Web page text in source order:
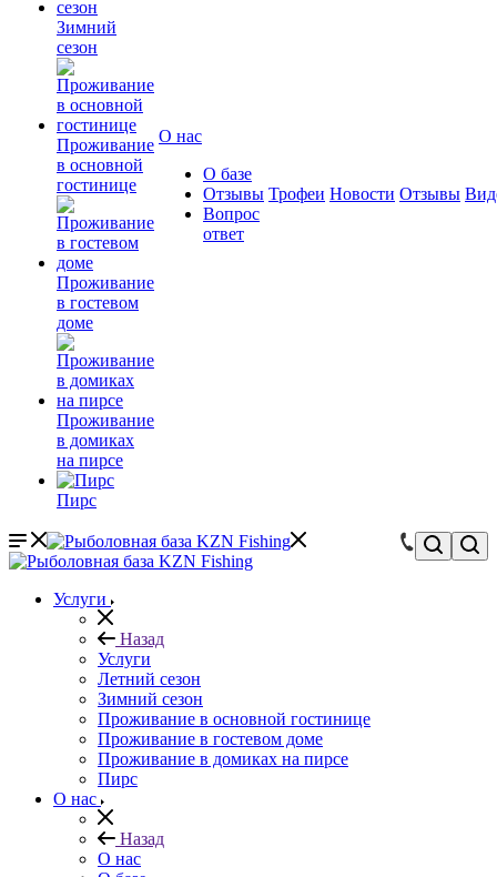
Зимний
сезон
Проживание
в основной
гостинице
Проживание
в гостевом
доме
Проживание
в домиках
на пирсе
Пирс
О нас
О базе
Отзывы
Вопрос
ответ
Трофеи Новости Отзывы
Услуги
Назад
Услуги
Летний сезон
Зимний сезон
Проживание в основной гостинице
Проживание в гостевом доме
Проживание в домиках на пирсе
Пирс
О нас
Назад
О нас